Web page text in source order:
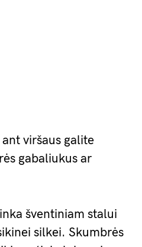
viršaus galite
gabaliukus ar
šventiniam stalui
silkei. Skumbrės